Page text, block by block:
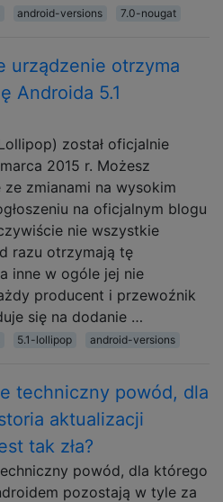
android-versions 7.0-nougat
urządzenie otrzyma
Androida 5.1
został oficjalnie
2015 r. Możesz
ze zmianami na wysokim
na oficjalnym blogu
nie wszystkie
razu otrzymają tę
inne w ogóle jej nie
producent i przewoźnik
się na dodanie …
5.1-lollipop android-versions
techniczny powód, dla
aktualizacji
tak zła?
powód, dla którego
pozostają w tyle za